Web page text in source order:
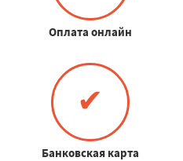
Оплата онлайн
✔
Банковская карта